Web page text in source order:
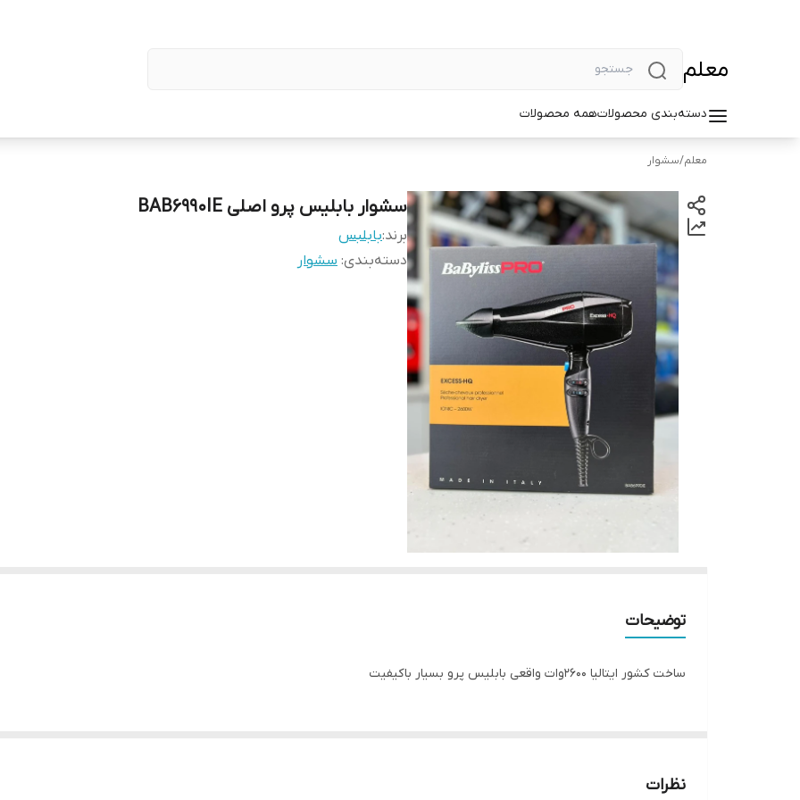
معلم
دسته‌بندی محصولاتهمه محصولات
معلم/سشوار
سشوار بابلیس پرو اصلی BAB6990IE
برند:بابلبس
دسته‌بندی: سشوار
توضیحات
ساخت کشور ایتالیا ۲۶۰۰وات واقعی بابلیس پرو بسیار با کیفیت
نظرات